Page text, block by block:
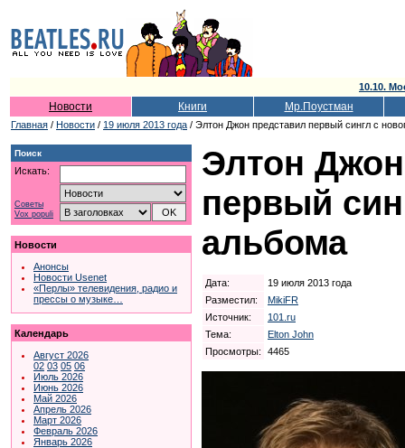
10.10.
Новости Книги Мр.Поустман
Главная / Новости / 19 июля 2013 года / Элтон Джон представил первый сингл с
Поиск
Искать:
Советы
Vox populi
Новости
Анонсы
Новости Usenet
«Перлы» телевидения, радио и
прессы о музыке…
Календарь
Август 2026
02 03 05 06
Июль 2026
Июнь 2026
Май 2026
Апрель 2026
Март 2026
Февраль 2026
Январь 2026
Элтон
первый
альбома
Дата:
19 июля 2013 года
Разместил:
MikiFR
Источник:
101.ru
Тема:
Elton John
Просмотры:
4465